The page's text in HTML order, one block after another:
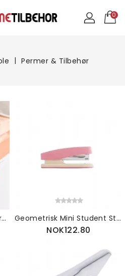
0
Permer & Tilbehør
Kontor Ministiftere Mote Trestiftemaskin Bærbar Skrivesaker Kontorvarer Med Stifter Geometrisk Mini Student Stiftemaskin Fargerik Søt Polka Dot Stilig Skrivesaker
NOK122.80